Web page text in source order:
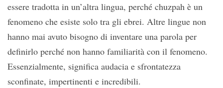
essere tradotta in un’altra lingua, perché chuzpah è un
fenomeno che esiste solo tra gli ebrei. Altre lingue non
hanno mai avuto bisogno di inventare una parola per
definirlo perché non hanno familiarità con il fenomeno.
Essenzialmente, significa audacia e sfrontatezza
sconfinate, impertinenti e incredibili.